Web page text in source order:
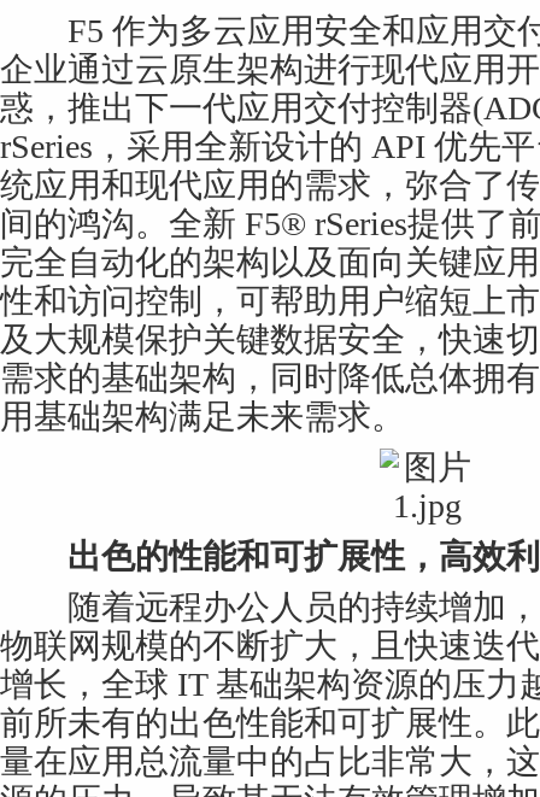
F5 作为多云应用安全和应用交
企业通过云原生架构进行现代应用
惑，推出下一代应用交付控制器
rSeries，采用全新设计的 API 优先
统应用和现代应用的需求，弥合了
间的鸿沟。全新 F5® rSeries提供了
完全自动化的架构以及面向关键应
性和访问控制，可帮助用户缩短上
及大规模保护关键数据安全，快速
需求的基础架构，同时降低总体拥
用基础架构满足未来需求。
出色的性能和可扩展性，高效
随着远程办公人员的持续增加，
物联网规模的不断扩大，且快速迭
增长，全球 IT 基础架构资源的压力
前所未有的出色性能和可扩展性。
量在应用总流量中的占比非常大，